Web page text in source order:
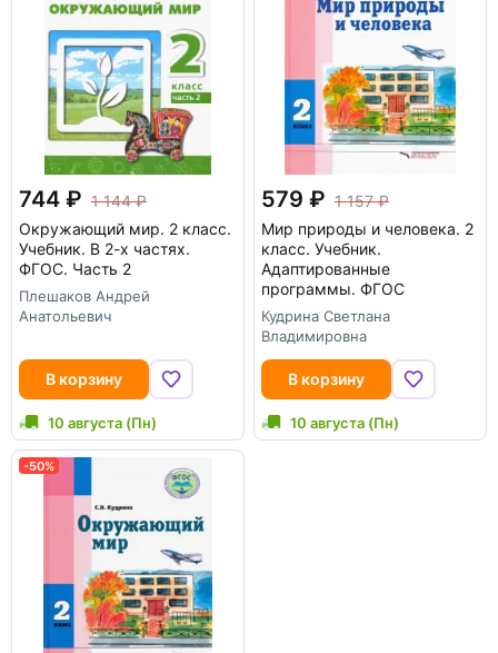
744
1 144
Окружающий мир. 2 класс.
Учебник. В 2-х частях.
ФГОС. Часть 2
Плешаков Андрей
Анатольевич
В корзину
10 августа (Пн)
579
1 157
Мир природы и человека. 2
класс. Учебник.
Адаптированные
программы. ФГОС
Кудрина Светлана
Владимировна
В корзину
10 августа (Пн)
-50%